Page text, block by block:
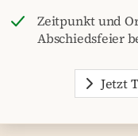
Zeitpunkt und
Abschiedsfeier
Jetzt